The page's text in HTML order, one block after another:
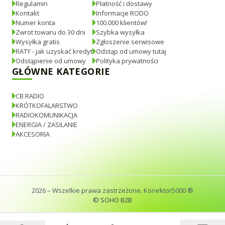
Regulamin
Kontakt
Numer konta
Zwrot towaru do 30 dni
Wysyłka gratis
RATY - jak uzyskać kredyt
Odstąpienie od umowy
Płatność i dostawy
Informacje RODO
100.000 klientów!
Szybka wysyłka
Zgłoszenie serwisowe
Odstąp od umowy tutaj
Polityka prywatności
GŁÓWNE KATEGORIE
CB RADIO
KRÓTKOFALARSTWO
RADIOKOMUNIKACJA
ENERGIA / ZASILANIE
AKCESORIA
2026– Wszelkie prawa zastrzeżone. Konektor5000 ®
© SOHO B2B